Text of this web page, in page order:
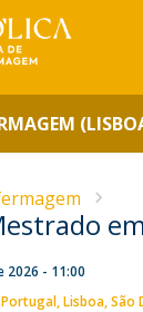
2026 - 11:00
Lisboa São